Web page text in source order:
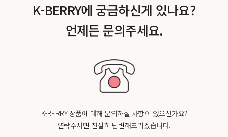
K-BERRY에 궁금하신게 있나요?
언제든 문의주세요.
K-BERRY 상품에 대해 문의하실 사항이 있으신가요?
연락주시면 친절히 답변해드리겠습니다.